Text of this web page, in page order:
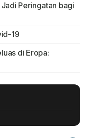
Peringatan bagi
19
di Eropa: